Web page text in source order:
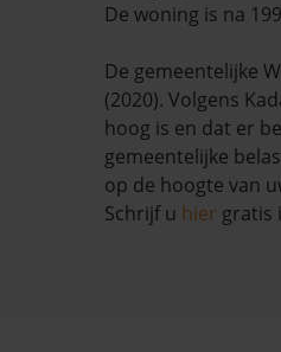
De woning is na
De gemeentelijke
(2020). Volgens
hoog is en dat er
gemeentelijke
op de hoogte van
Schrijf u hier gratis